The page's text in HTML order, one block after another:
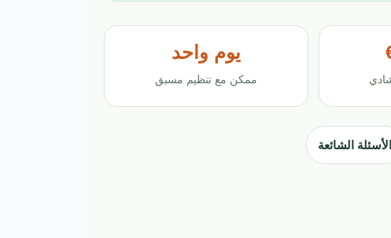
يوم واحد
ممكن مع تنظيم مسبق
الأسئلة الشائعة